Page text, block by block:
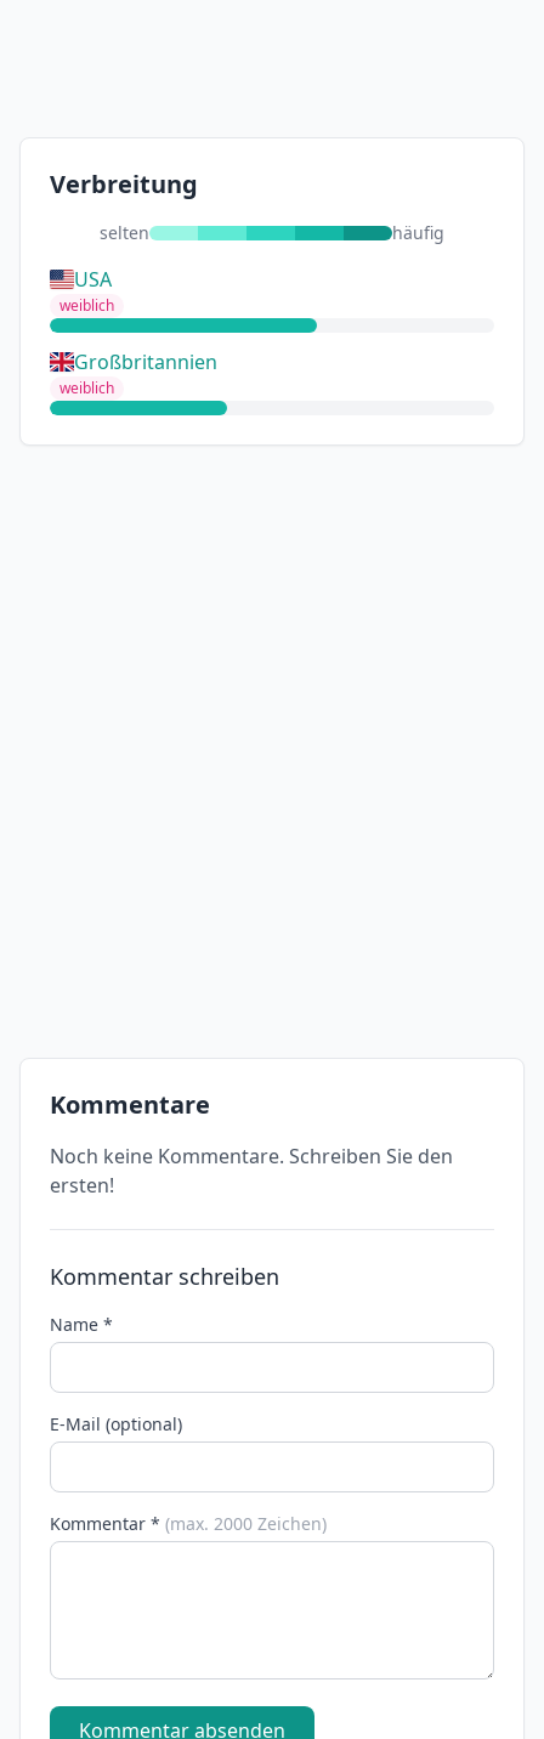
Verbreitung
selten häufig
USA
weiblich
Großbritannien
weiblich
Kommentare
Noch keine Kommentare. Schreiben Sie den
ersten!
Kommentar schreiben
Name *
E-Mail (optional)
Kommentar * (max. 2000 Zeichen)
Kommentar absenden